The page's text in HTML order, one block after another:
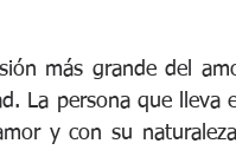
más grande del
La persona que
y con su